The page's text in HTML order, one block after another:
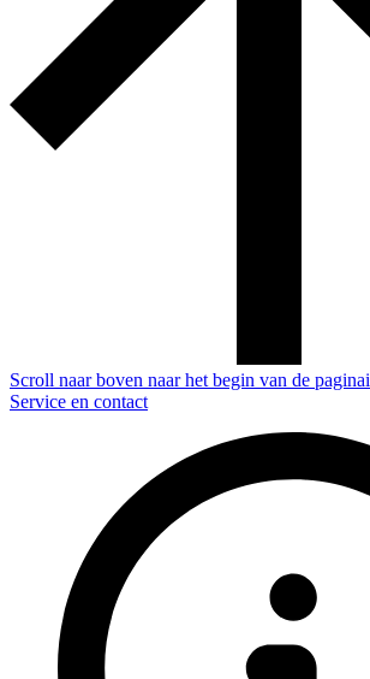
Scroll naar boven naar het begin van de
Service en contact